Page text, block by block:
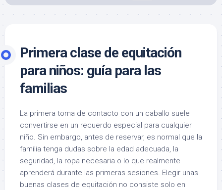
Primera clase de equitación
para niños: guía para las
familias
La primera toma de contacto con un caballo suele
convertirse en un recuerdo especial para cualquier
niño. Sin embargo, antes de reservar, es normal que la
familia tenga dudas sobre la edad adecuada, la
seguridad, la ropa necesaria o lo que realmente
aprenderá durante las primeras sesiones. Elegir unas
buenas clases de equitación no consiste solo en